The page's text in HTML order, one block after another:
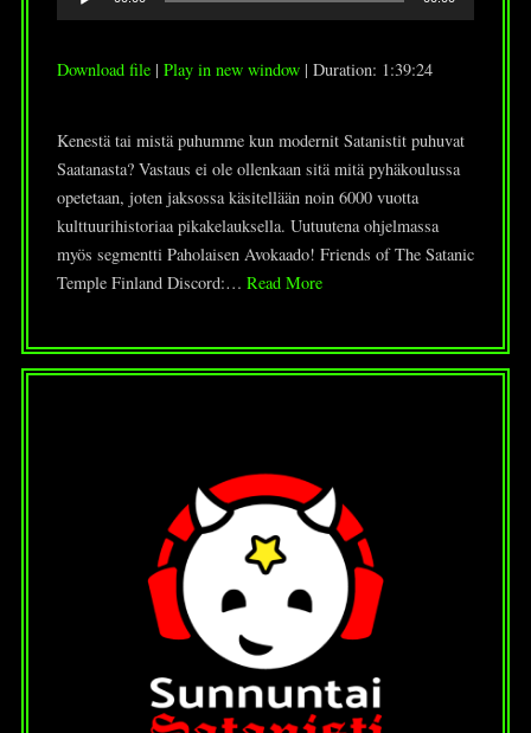
Download file| Play in new window| Duration: 1:39:24
Kenestä tai mistä puhumme kun modernit Satanistit puhuvat
Saatanasta? Vastaus ei ole ollenkaan sitä mitä pyhäkoulussa
opetetaan, joten jaksossa käsitellään noin 6000 vuotta
kulttuurihistoriaa pikakelauksella. Uutuutena ohjelmassa
myös segmentti Paholaisen Avokaado! Friends of The Satanic
Temple Finland Discord:… Read More